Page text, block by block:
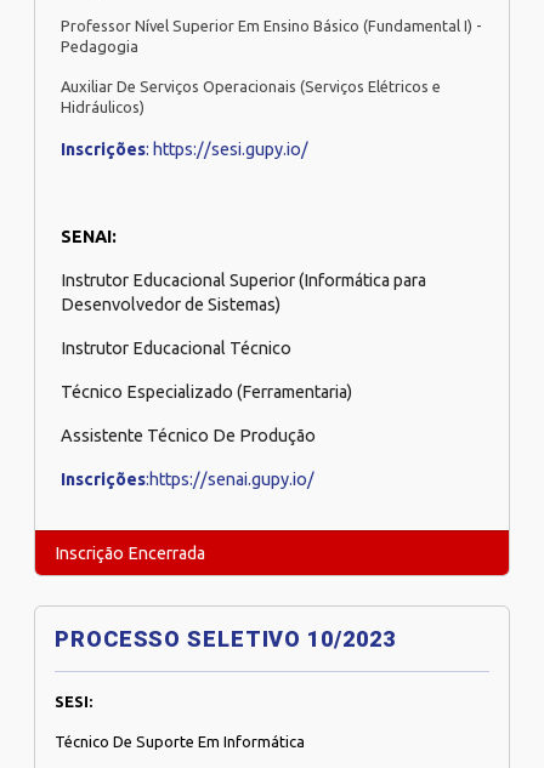
Professor Nível Superior Em Ensino Básico (Fundamental I) -
Pedagogia
Auxiliar De Serviços Operacionais (Serviços Elétricos e
Hidráulicos)
Inscrições: https://sesi.gupy.io/
SENAI:
Instrutor Educacional Superior (Informática para
Desenvolvedor de Sistemas)
Instrutor Educacional Técnico
Técnico Especializado (Ferramentaria)
Assistente Técnico De Produção
Inscrições:https://senai.gupy.io/
Inscrição Encerrada
PROCESSO SELETIVO 10/2023
SESI:
Técnico De Suporte Em Informática